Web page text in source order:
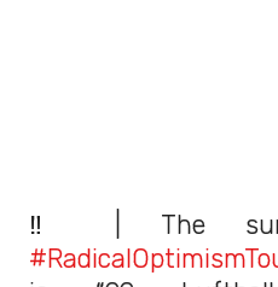
‼️ | The